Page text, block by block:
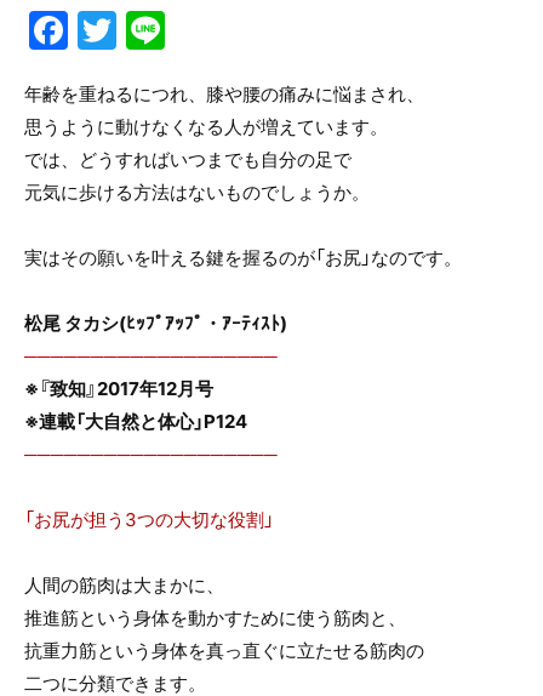
F
a
c
e
b
o
k
T
w
itt
er
e
年齢を重ねるにつれ、膝や腰の痛みに悩まされ、
思うように動けなくなる人が増えています。
では、どうすればいつまでも自分の足で
元気に歩ける方法はないものでしょうか。
実はその願いを叶える鍵を握るのが「お尻」なのです。
松尾 タカシ(ﾋｯﾌﾟｱｯﾌﾟ・ｱｰﾃｨｽﾄ)
───────────────────
※『致知』2017年12月号
※連載「大自然と体心」P124
───────────────────
「お尻が担う3つの大切な役割」
人間の筋肉は大まかに、
推進筋という身体を動かすために使う筋肉と、
抗重力筋という身体を真っ直ぐに立たせる筋肉の
二つに分類できます。